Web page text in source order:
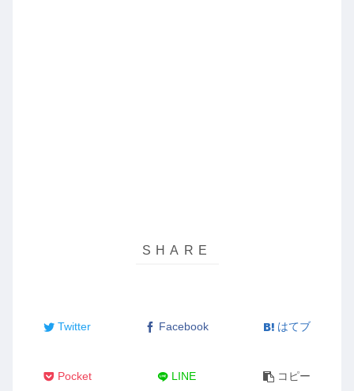
Twitter Facebook はてブ
Pocket LINE コピー